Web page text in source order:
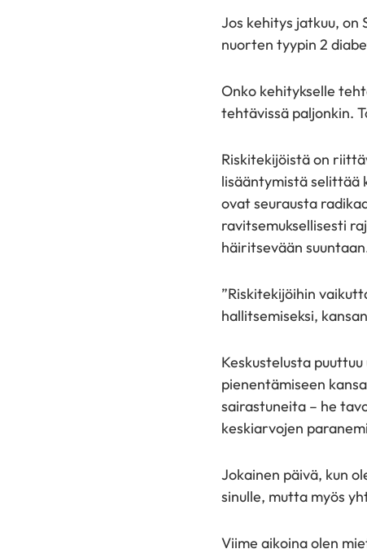
Jos kehitys jatkuu,
nuorten tyypin 2
Onko kehitykselle
tehtävissä paljonkin.
Riskitekijöistä on
lisääntymistä selittää
ovat seurausta
ravitsemuksellisesti
häiritsevään
”Riskitekijöihin
hallitsemiseksi,
Keskustelusta
pienentämiseen
sairastuneita – he
keskiarvojen
Jokainen päivä, kun
sinulle, mutta myös
Viime aikoina olen